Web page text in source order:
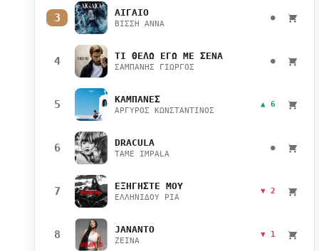
3 ΑΙΓΑΙΟ
ΒΙΣΣΗ ΑΝΝΑ
●
4 ΤΙ ΘΕΛΩ ΕΓΩ ΜΕ ΣΕΝΑ
ΣΑΜΠΑΝΗΣ ΓΙΩΡΓΟΣ
●
5 ΚΑΜΠΑΝΕΣ
ΑΡΓΥΡΟΣ ΚΩΝΣΤΑΝΤΙΝΟΣ
▲ 6
6 DRACULA
TAME IMPALA
●
7 ΕΞΗΓΗΣΤΕ ΜΟΥ
ΕΛΛΗΝΙΔΟΥ ΡΙΑ
▼ 2
8 JANANTO
ZEINA
▼ 1